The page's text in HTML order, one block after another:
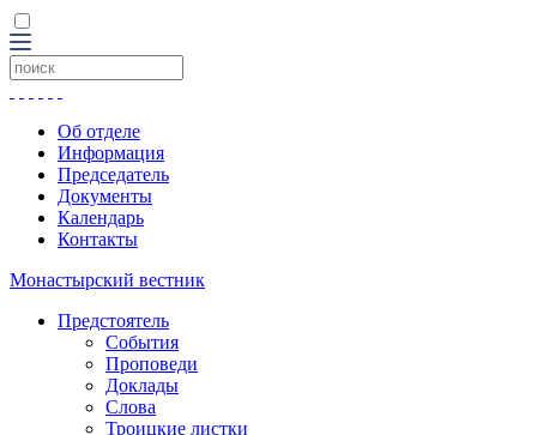
Об отделе
Информация
Председатель
Документы
Календарь
Контакты
Монастырский вестник
Предстоятель
События
Проповеди
Доклады
Слова
Троицкие листки